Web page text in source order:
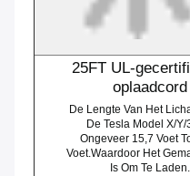
25FT UL-
oplaadcord
De Lengte Van Het
De Tesla Model X/Y/
Ongeveer 15,7 Voet
Voet.waardoor Het
Is Om Te Laden.